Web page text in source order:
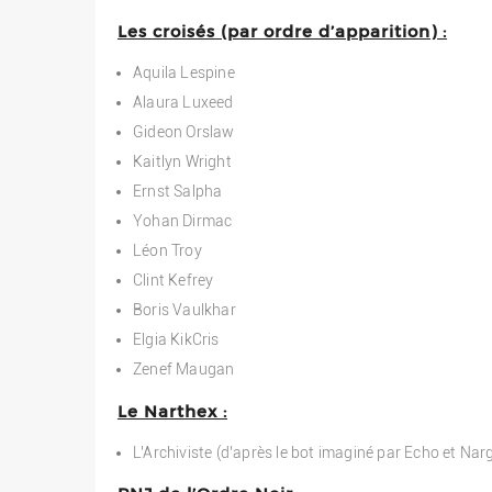
Les croisés (par ordre d’apparition) :
Aquila Lespine
Alaura Luxeed
Gideon Orslaw
Kaitlyn Wright
Ernst Salpha
Yohan Dirmac
Léon Troy
Clint Kefrey
Boris Vaulkhar
Elgia KikCris
Zenef Maugan
Le Narthex :
L’Archiviste (d’après le bot imaginé par Echo et